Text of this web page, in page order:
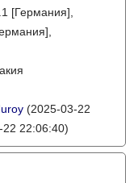
[Германия],
(2025-03-22
22:06:40)